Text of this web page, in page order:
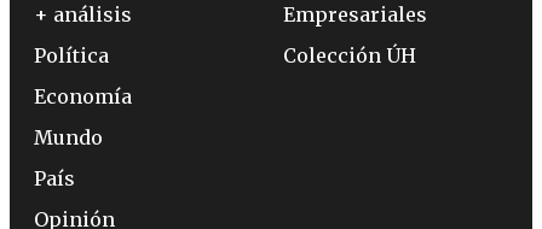
+ análisis
Política
Economía
Mundo
País
Opinión
Empresariales
Colección ÚH